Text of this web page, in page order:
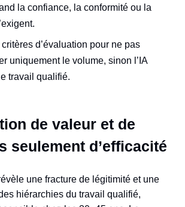
la confiance, la conformité ou la
d’évaluation pour ne pas
uniquement le volume, sinon l’IA
travail qualifié.
de valeur et de
seulement d’efficacité
une fracture de légitimité et une
hiérarchies du travail qualifié,